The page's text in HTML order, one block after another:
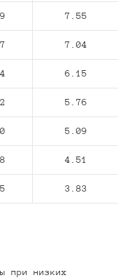
7.55
7.04
6.15
5.76
5.09
4.51
3.83
при низких